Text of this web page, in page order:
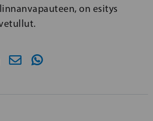
on esitys